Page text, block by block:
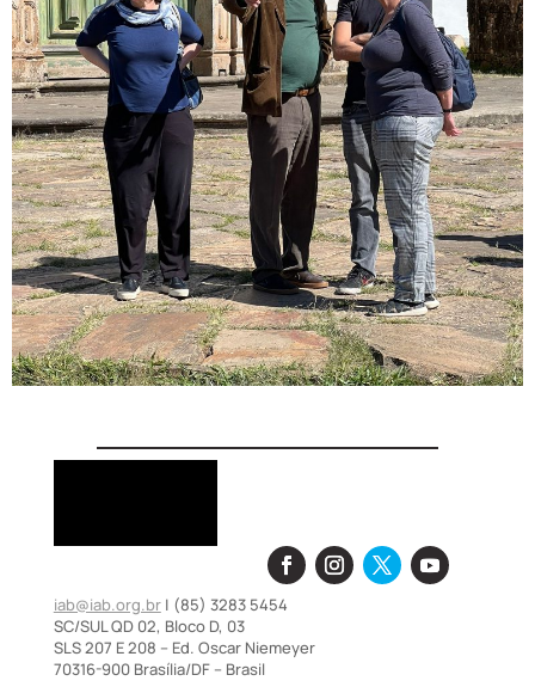
iab@iab.org.br| (85) 3283 5454
SC/SUL QD 02, Bloco D, 03
SLS 207 E 208 – Ed. Oscar Niemeyer
70316-900 Brasília/DF – Brasil